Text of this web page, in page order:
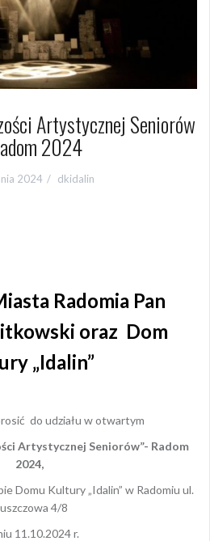
Artystycznej Seniorów
2024
2024 dkidalin
Radomia Pan
oraz Dom
„Idalin”
do udziału w otwartym
Artystycznej Seniorów”- Radom
2024,
Domu Kultury „Idalin” w Radomiu ul.
4/8
11.10.2024 r.